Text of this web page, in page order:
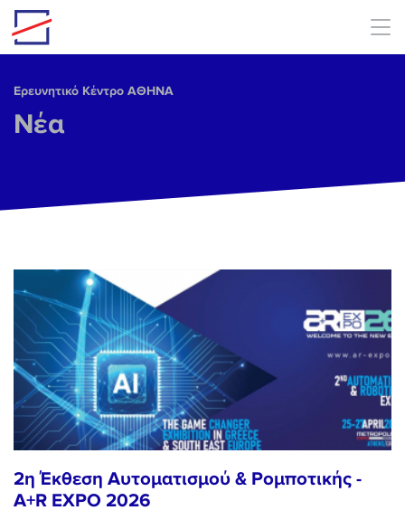
Skip to main content
Ερευνητικό Κέντρο ΑΘΗΝΑ
Νέα
2η Έκθεση Αυτοματισμού & Ρομποτικής -
A+R EXPO 2026